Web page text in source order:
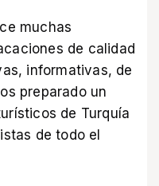
muchas
de calidad
informativas, de
preparado un
de Turquía
de todo el